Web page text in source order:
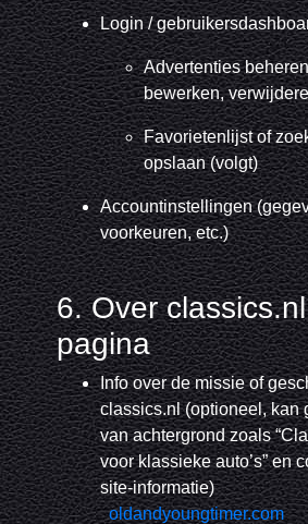
Login /
Advertenties
bewerken,
Favorietenlijst of
opslaan (volgt)
Accountinstellingen
voorkeuren, etc.)
6. Over
pagina
Info over de missie of
classics.nl (optioneel, kan
van achtergrond zoals
voor klassieke auto’s” en
site-informatie)
oldandyoungtimer.com